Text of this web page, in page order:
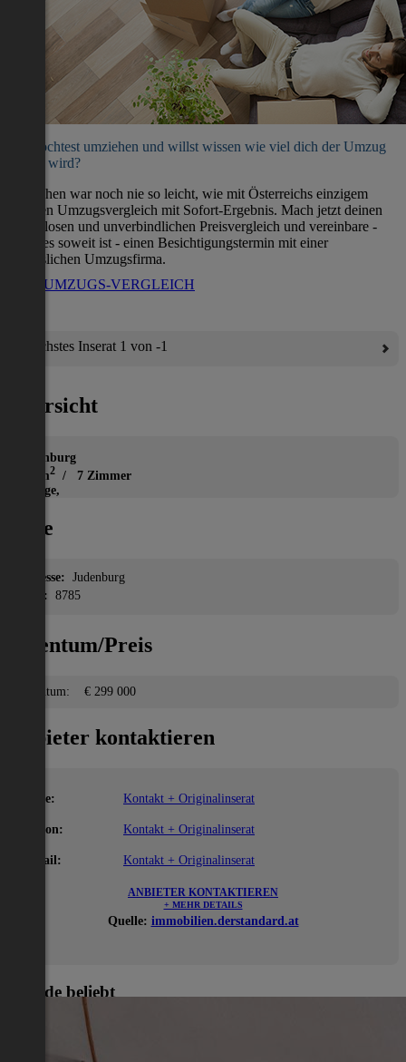
Du möchtest umziehen und willst wissen wie viel dich der Umzug
kosten wird?
Umziehen war noch nie so leicht, wie mit Österreichs einzigem
direkten Umzugsvergleich mit Sofort-Ergebnis. Mach jetzt deinen
kostenlosen und unverbindlichen Preisvergleich und vereinbare -
wenn es soweit ist - einen Besichtigungstermin mit einer
verlässlichen Umzugsfirma.
ZUM UMZUGS-VERGLEICH
Nächstes Inserat 1 von -1
Übersicht
Judenburg
135 m2 / 7 Zimmer
Garage,
Lage
Adresse: Judenburg
PLZ:
8785
Eigentum/Preis
Eigentum: € 299 000
Anbieter kontaktieren
Name: Kontakt + Originalinserat
Telefon: Kontakt + Originalinserat
E-Mail: Kontakt + Originalinserat
ANBIETER KONTAKTIEREN
+ MEHR DETAILS
Quelle: immobilien.derstandard.at
Gerade beliebt